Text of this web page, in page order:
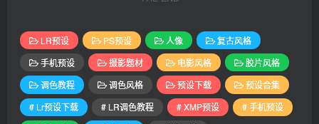
LR预设 PS预设 人像
复古风格
手机预设
摄影题材 电影风格
胶片风格
调色教程
调色风格 预设下载
预设合集
# Lr预设下载
# LR调色教程 # XMP预设
# 手机预设